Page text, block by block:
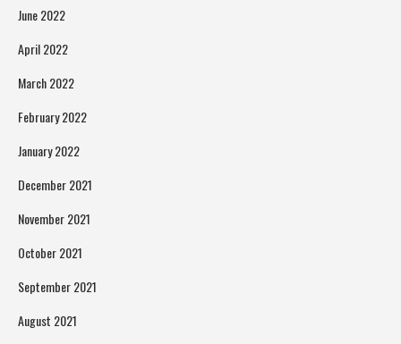
June 2022
April 2022
March 2022
February 2022
January 2022
December 2021
November 2021
October 2021
September 2021
August 2021